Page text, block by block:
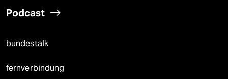
Podcast
bundestalk
fernverbindung